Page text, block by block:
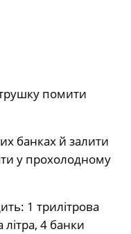
помити
банках й залити
у прохолодному
1 трилітрова
літра, 4 банки